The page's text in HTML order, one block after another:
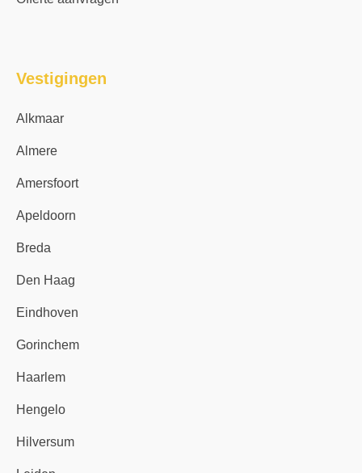
Vestigingen
Alkmaar
Almere
Amersfoort
Apeldoorn
Breda
Den Haag
Eindhoven
Gorinchem
Haarlem
Hengelo
Hilversum